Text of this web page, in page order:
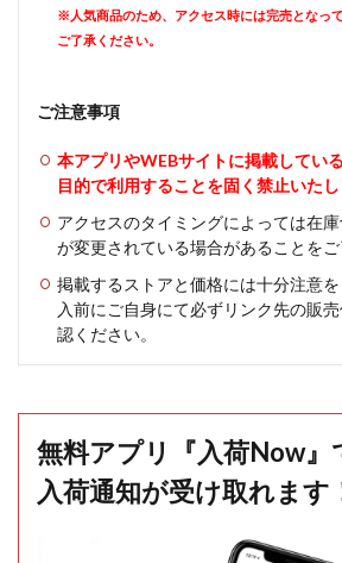
※人気商品のため、アクセス時には完売となっ
ご了承ください。
ご注意事項
本アプリやWEBサイトに掲載してい
目的で利用することを固く禁止いたし
アクセスのタイミングによっては在
が変更されている場合があることをご
掲載するストアと価格には十分注意
入前にご自身にて必ずリンク先の販
認ください。
無料アプリ『入荷Now』
入荷通知が受け取れます